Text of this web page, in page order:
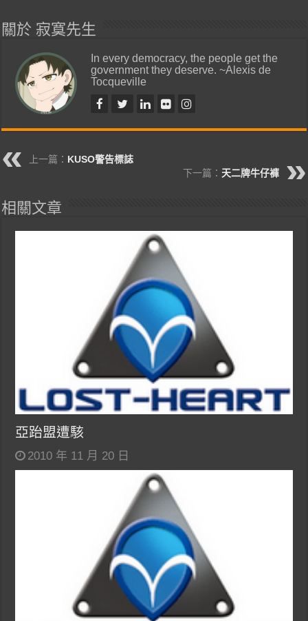
關於 寂寞先生
In every democracy, the people get the
government they deserve. ~Alexis de
Tocqueville
上一篇： KUSO警告標誌
下一篇： 天二牌牛仔褲
相關文章
亞跆盟遭駭
2010 年 11 月 20 日